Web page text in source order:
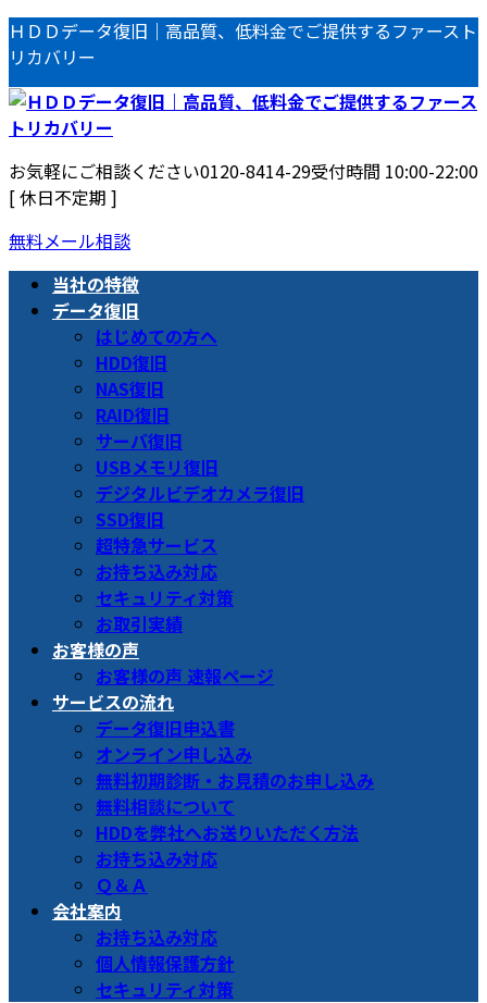
コ
ン
テ
ン
ツ
へ
ス
キ
ッ
プ
ナ
ビ
ゲ
ー
シ
ョ
ン
に
移
動
ＨＤＤデータ復旧｜高品質、低料金でご提供するファースト
リカバリー
お気軽にご相談ください0120-8414-29受付時間 10:00-22:00
[ 休日不定期 ]
無料メール相談
当社の特徴
データ復旧
はじめての方へ
HDD復旧
NAS復旧
RAID復旧
サーバ復旧
USBメモリ復旧
デジタルビデオカメラ復旧
SSD復旧
超特急サービス
お持ち込み対応
セキュリティ対策
お取引実績
お客様の声
お客様の声 速報ページ
サービスの流れ
データ復旧申込書
オンライン申し込み
無料初期診断・お見積のお申し込み
無料相談について
HDDを弊社へお送りいただく方法
お持ち込み対応
Ｑ＆Ａ
会社案内
お持ち込み対応
個人情報保護方針
セキュリティ対策